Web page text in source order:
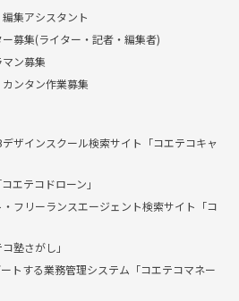
集アシスタント
ー募集(ライター・記者・編集者)
マン募集
カンタン作業募集
ザインスクール検索サイト「コエテコキャ
エテコドローン」
フリーランスエージェント検索サイト「コ
塾さがし」
トする業務管理システム「コエテコマネー